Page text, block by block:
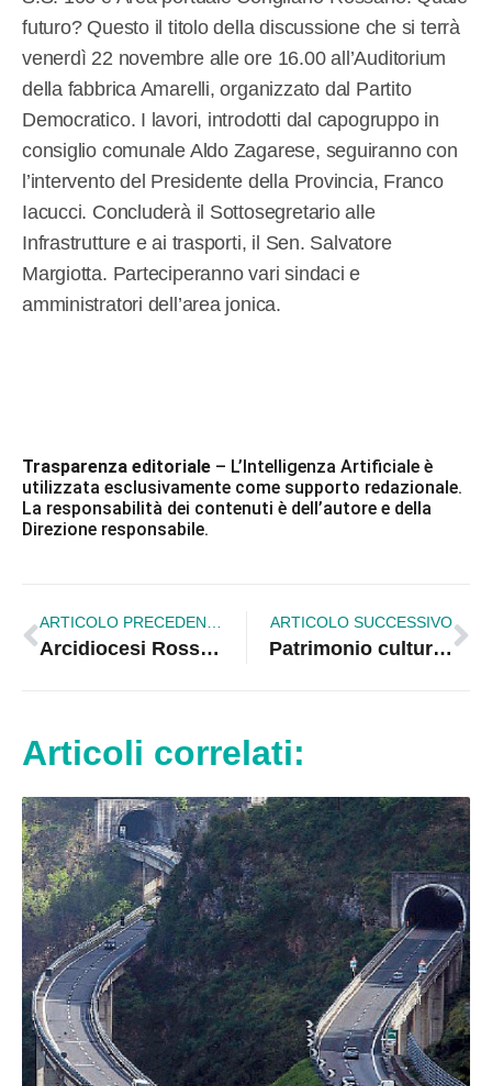
futuro? Questo il titolo della discussione che si terrà
venerdì 22 novembre alle ore 16.00 all’Auditorium
della fabbrica Amarelli, organizzato dal Partito
Democratico. I lavori, introdotti dal capogruppo in
consiglio comunale Aldo Zagarese, seguiranno con
l’intervento del Presidente della Provincia, Franco
Iacucci. Concluderà il Sottosegretario alle
Infrastrutture e ai trasporti, il Sen. Salvatore
Margiotta. Parteciperanno vari sindaci e
amministratori dell’area jonica.
Trasparenza editoriale – L’Intelligenza Artificiale è
utilizzata esclusivamente come supporto redazionale.
La responsabilità dei contenuti è dell’autore e della
Direzione responsabile.
Arcidiocesi Rossano-Cariati. Celebrata la Dedicazione degli apostoli Pietro e Paolo
ARTICOLO SUCCESSIVO
Patrimonio culturale. Corrado: Istituire una Commissione d’Inchiesta sui danni subiti
Articoli correlati: